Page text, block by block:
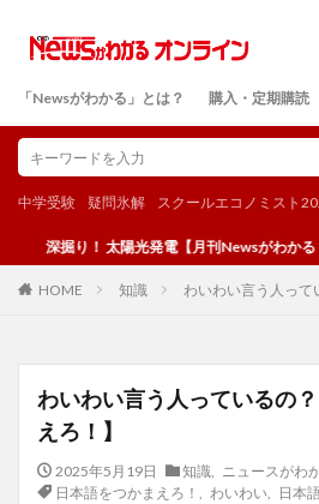
「Newsがわかる」とは？ 購入・定期購読
中学受験 疑問氷解 スクールエコノミスト
り！ 太陽光発電【月刊Newsがわかる９月号】
HOME 知識 わいわい言う人って
わいわい言う人っているの
えろ！】
2025年5月19日 知識
ニュースがわ
日本語をつかまえろ！
わいわい, 日本
検索